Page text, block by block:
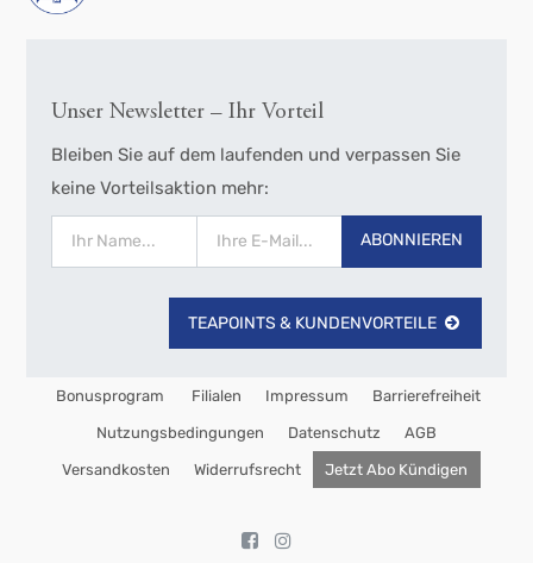
Unser Newsletter – Ihr Vorteil
Bleiben Sie auf dem laufenden und verpassen Sie
keine Vorteilsaktion mehr:
ABONNIEREN
TEAPOINTS & KUNDENVORTEILE
Bonusprogram Filialen Impressum Barrierefreiheit
Nutzungsbedingungen Datenschutz AGB
Versandkosten Widerrufsrecht Jetzt Abo Kündigen